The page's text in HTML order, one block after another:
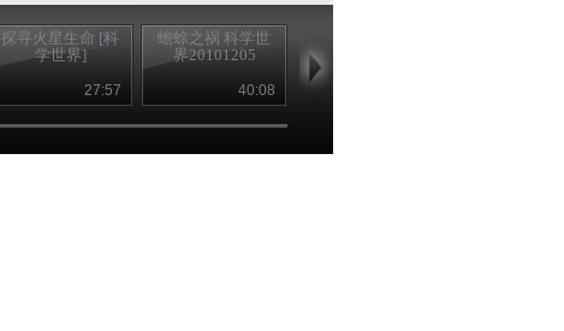
探寻火星生命 [科
学世界]
27:57
蟾蜍之祸 科学世
界20101205
40:08